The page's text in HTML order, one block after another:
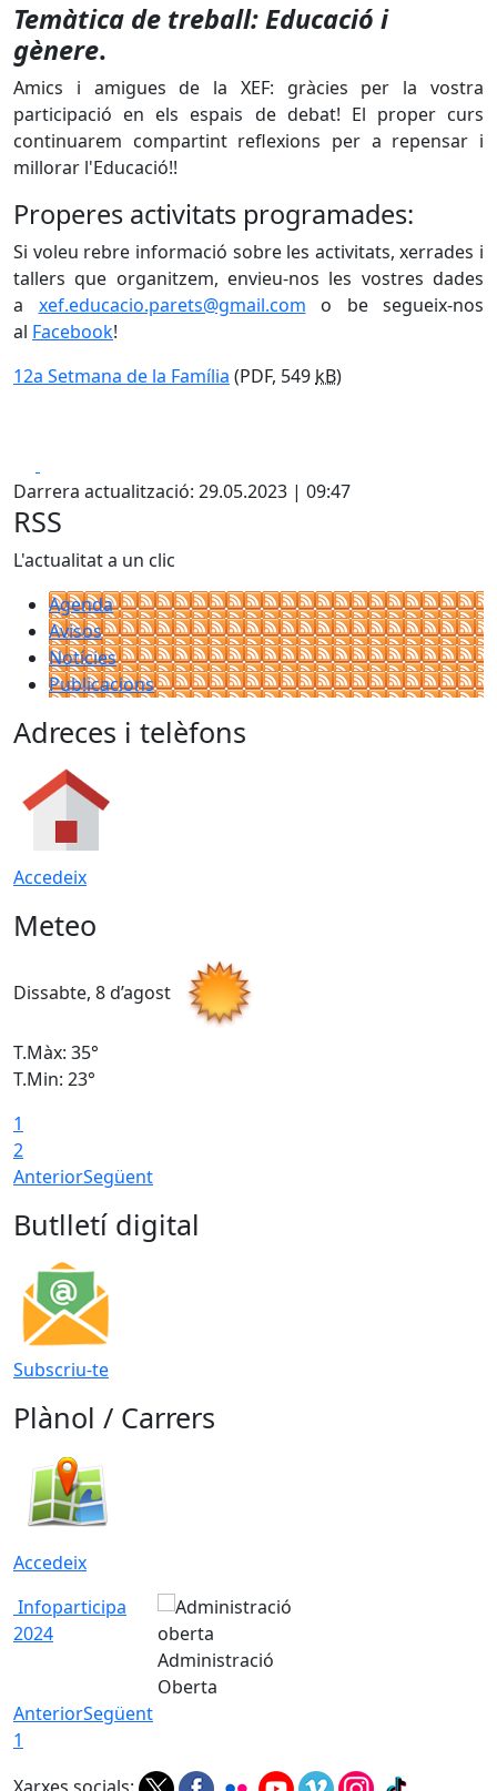
Temàtica de treball: Educació i
gènere.
Amics i amigues de la XEF: gràcies per la vostra
participació en els espais de debat! El proper curs
continuarem compartint reflexions per a repensar i
millorar l'Educació!!
Properes activitats programades:
Si voleu rebre informació sobre les activitats, xerrades i
tallers que organitzem, envieu-nos les vostres dades
a xef.educacio.parets@gmail.com o be segueix-nos
al Facebook!
12a Setmana de la Família (PDF, 549 kB)
Darrera actualització: 29.05.2023 | 09:47
RSS
L'actualitat a un clic
Agenda
Avisos
Notícies
Publicacions
Adreces i telèfons
Accedeix
Meteo
Dissabte, 8 d’agost
T.Màx: 35°
T.Min: 23°
1
2
AnteriorSegüent
Butlletí digital
Subscriu-te
Plànol / Carrers
Accedeix
Infoparticipa
2024
Administració
Oberta
AnteriorSegüent
1